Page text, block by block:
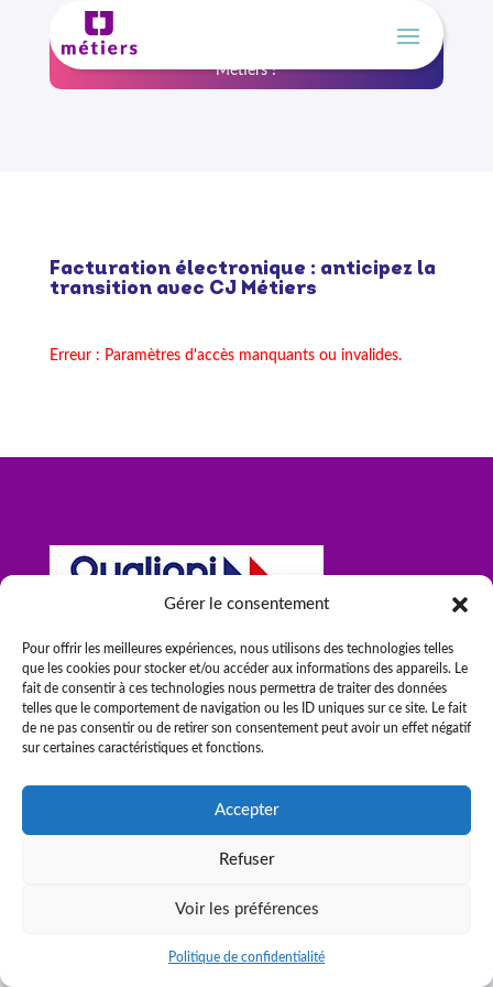
Gérer le consentement
Pour offrir les meilleures expériences, nous utilisons des technologies telles
que les cookies pour stocker et/ou accéder aux informations des appareils. Le
fait de consentir à ces technologies nous permettra de traiter des données
telles que le comportement de navigation ou les ID uniques sur ce site. Le fait
de ne pas consentir ou de retirer son consentement peut avoir un effet négatif
sur certaines caractéristiques et fonctions.
Accepter
Refuser
Voir les préférences
Politique de confidentialité
Un nouveau nom, la même expertise, Athéna devient CJ
Métiers !
Facturation électronique : anticipez la
transition avec CJ Métiers
Erreur : Paramètres d'accès manquants ou invalides.
CJ Métiers © 2026 par NEXTGEN